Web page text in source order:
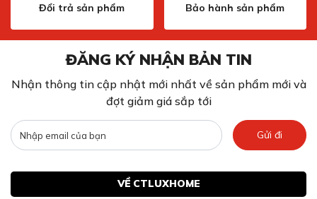
Đổi trả sản phẩm
Bảo hành sản phẩm
ĐĂNG KÝ NHẬN BẢN TIN
Nhận thông tin cập nhật mới nhất về sản phẩm mới và
đợt giảm giá sắp tới
Gửi đi
VỀ CTLUXHOME